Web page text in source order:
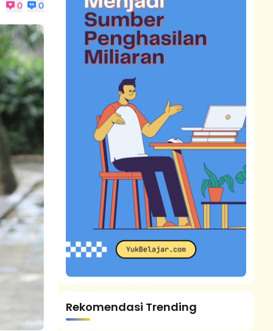
0 0
Rekomendasi Trending